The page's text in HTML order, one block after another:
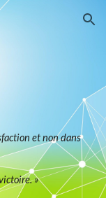
Skip to navigation
et non dans
»